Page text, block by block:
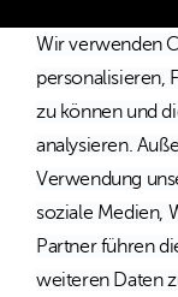
Wir verwenden
personalisieren,
zu können und
analysieren.
Verwendung
soziale Medien,
Partner führen
weiteren Daten